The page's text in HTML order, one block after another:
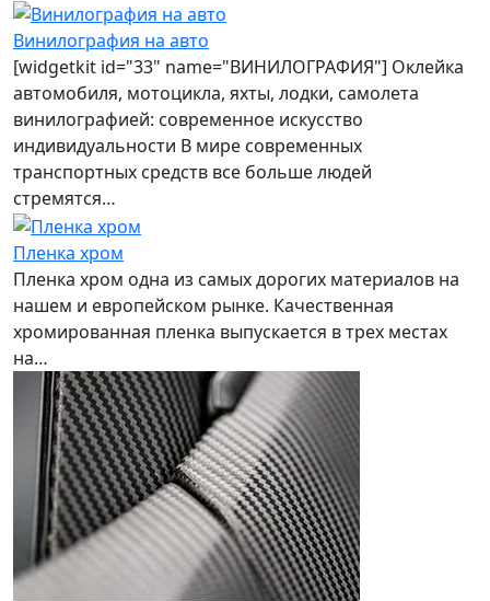
Винилография на авто
[widgetkit id="33" name="ВИНИЛОГРАФИЯ"] Оклейка
автомобиля, мотоцикла, яхты, лодки, самолета
винилографией: современное искусство
индивидуальности В мире современных
транспортных средств все больше людей
стремятся…
Пленка хром
Пленка хром одна из самых дорогих материалов на
нашем и европейском рынке. Качественная
хромированная пленка выпускается в трех местах
на…